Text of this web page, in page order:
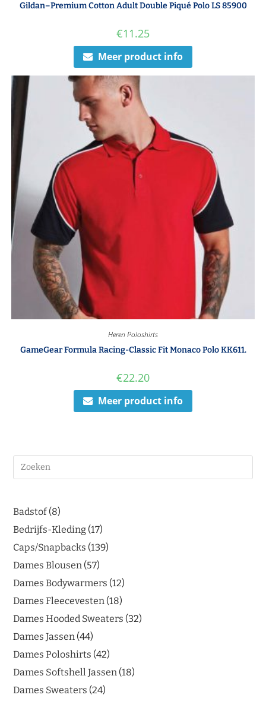
Gildan–Premium Cotton Adult Double Piqué Polo LS 85900
€11.25
Meer product info
Heren Poloshirts
GameGear Formula Racing-Classic Fit Monaco Polo KK611.
€22.20
Meer product info
Badstof 8
Bedrijfs-Kleding 17
Caps/Snapbacks 139
Dames Blousen 57
Dames Bodywarmers 12
Dames Fleecevesten 18
Dames Hooded Sweaters 32
Dames Jassen 44
Dames Poloshirts 42
Dames Softshell Jassen 18
Dames Sweaters 24